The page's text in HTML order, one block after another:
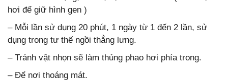
hơi để giữ hình gen )
– Mỗi lần sử dụng 20 phút, 1 ngày từ 1 đến 2 lần, sử
dụng trong tư thế ngồi thẳng lưng.
– Tránh vật nhọn sẽ làm thủng phao hơi phía trong.
– Để nơi thoáng mát.